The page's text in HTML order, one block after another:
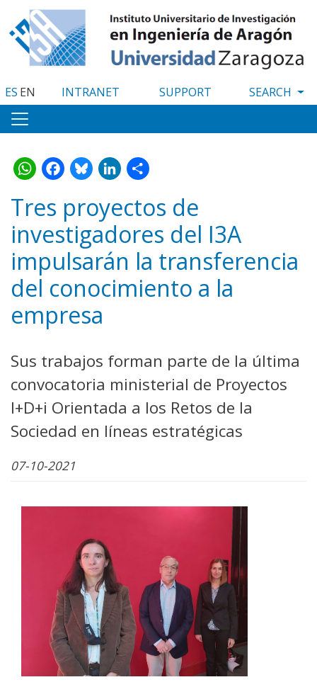
to
main
content
ES EN INTRANET SUPPORT
WhatsApp
Facebook
Bluesky
LinkedIn
Share
Tres proyectos de
investigadores del I3A
impulsarán la transferencia
del conocimiento a la
empresa
Sus trabajos forman parte de la última
convocatoria ministerial de Proyectos
I+D+i Orientada a los Retos de la
Sociedad en líneas estratégicas
07-10-2021